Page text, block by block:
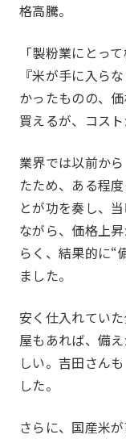
プロジェクト
一覧を見る
格高騰。
「製粉業にとっ
『米が手に入ら
かったものの、
買えるが、コス
業界では以前か
たため、ある程
とが功を奏し、
ながら、価格上
らく、結果的に“
ました。
安く仕入れてい
屋もあれば、備
しい。吉田さん
した。
さらに、国産米